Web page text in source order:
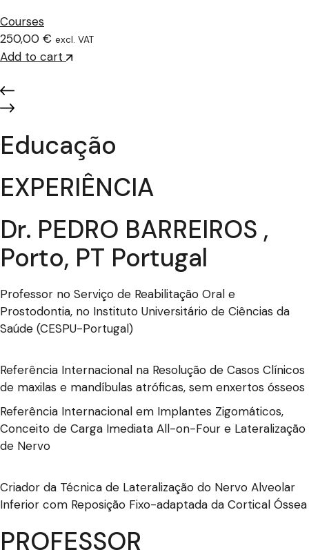
Courses
250,00 € excl. VAT
Add to cart
Educação
EXPERIÊNCIA
Dr. PEDRO BARREIROS ,
Porto, PT Portugal
Professor no Serviço de Reabilitação Oral e
Prostodontia, no Instituto Universitário de Ciências da
Saúde (CESPU-Portugal)
Referência Internacional na Resolução de Casos Clínicos
de maxilas e mandíbulas atróficas, sem enxertos ósseos
Referência Internacional em Implantes Zigomáticos,
Conceito de Carga Imediata All-on-Four e Lateralização
de Nervo
Criador da Técnica de Lateralização do Nervo Alveolar
Inferior com Reposição Fixo-adaptada da Cortical Óssea
PROFESSOR